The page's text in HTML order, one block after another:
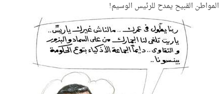
المواطن القبيح يمدح للرئيس الوسيم!